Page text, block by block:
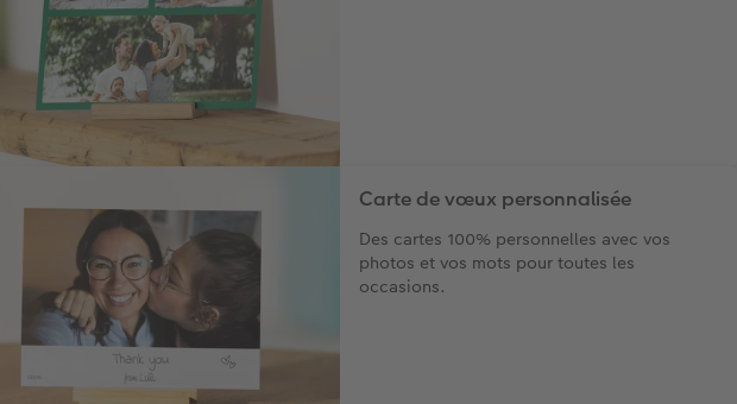
Carte de vœux personnalisée
Des cartes 100% personnelles avec vos
photos et vos mots pour toutes les
occasions.